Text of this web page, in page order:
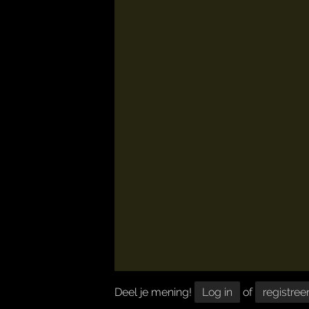
Deel je mening! Log in of registreer